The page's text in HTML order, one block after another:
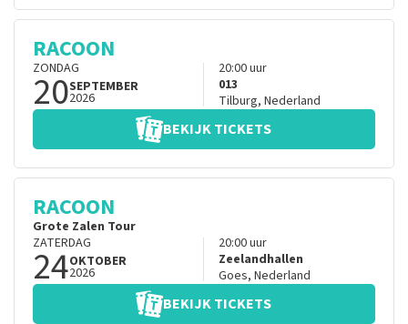
RACOON
ZONDAG
20SEPTEMBER
2026
20:00uur
013
Tilburg, Nederland
BEKIJK TICKETS
RACOON
Grote Zalen Tour
ZATERDAG
24OKTOBER
2026
20:00uur
Zeelandhallen
Goes, Nederland
BEKIJK TICKETS